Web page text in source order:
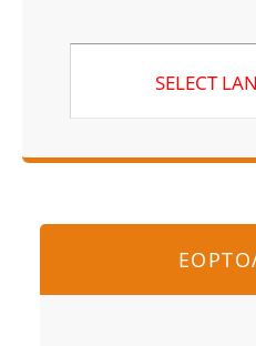
SELECT